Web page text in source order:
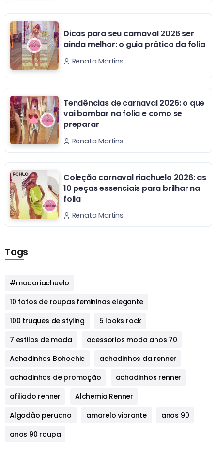
Dicas para seu carnaval 2026 ser
ainda melhor: o guia prático da folia
Renata Martins
Tendências de carnaval 2026: o que
vai bombar na folia e como se
preparar
Renata Martins
Coleção carnaval riachuelo 2026: as
10 peças essenciais para brilhar na
folia
Renata Martins
Tags
#modariachuelo
10 fotos de roupas femininas elegante
100 truques de styling
5 looks rock
7 estilos de moda
acessorios moda anos 70
Achadinhos Bohochic
achadinhos da renner
achadinhos de promoção
achadinhos renner
afiliado renner
Alchemia Renner
Algodão peruano
amarelo vibrante
anos 90
anos 90 roupa